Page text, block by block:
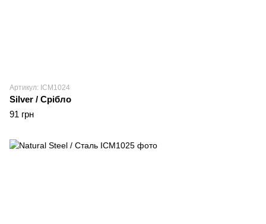
Артикул: ICM1024
Silver / Срібло
91 грн